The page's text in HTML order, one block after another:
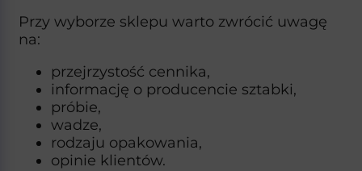
Przy wyborze sklepu warto zwrócić uwagę
na:
przejrzystość cennika,
informację o producencie sztabki,
próbie,
wadze,
rodzaju opakowania,
opinie klientów.